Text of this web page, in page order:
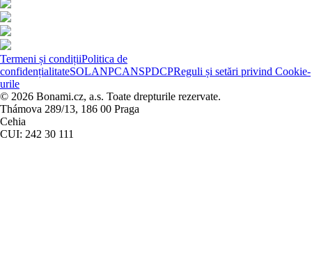
Termeni și condițiiPolitica de
confidențialitateSOLANPCANSPDCPReguli și setări privind Cookie-
urile
© 2026 Bonami.cz, a.s. Toate drepturile rezervate.
Thámova 289/13, 186 00 Praga
Cehia
CUI: 242 30 111